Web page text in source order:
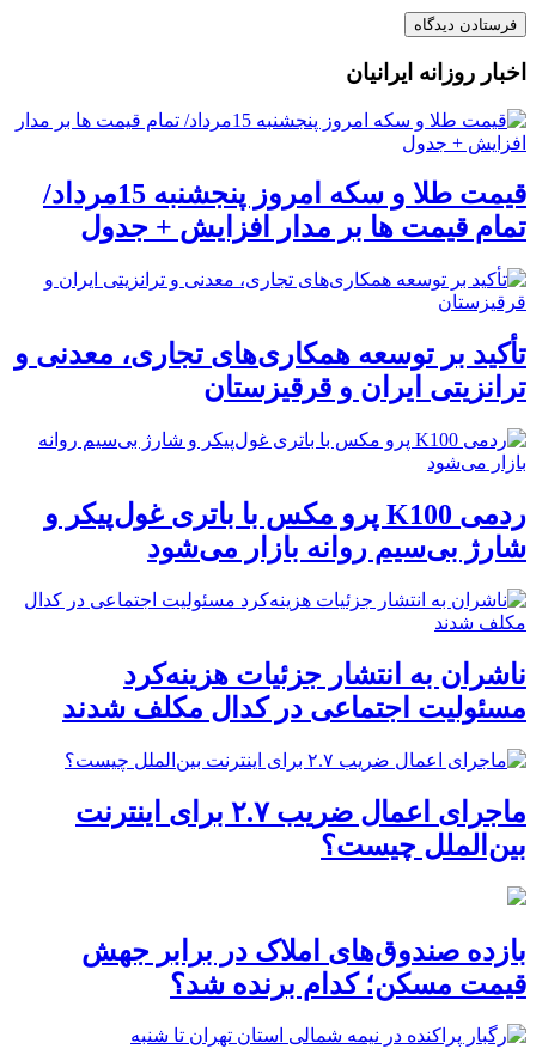
اخبار روزانه ایرانیان
قیمت طلا و سکه امروز پنجشنبه 15مرداد/
تمام قیمت ها بر مدار افزایش + جدول
تأکید بر توسعه همکاری‌های تجاری، معدنی و
ترانزیتی ایران و قرقیزستان
ردمی K100 پرو مکس با باتری غول‌پیکر و
شارژ بی‌سیم روانه بازار می‌شود
ناشران به انتشار جزئیات هزینه‌کرد
مسئولیت اجتماعی در کدال مکلف شدند
ماجرای اعمال ضریب ۲.۷ برای اینترنت
بین‌الملل چیست؟
بازده صندوق‌های املاک در برابر جهش
قیمت مسکن؛ کدام برنده شد؟